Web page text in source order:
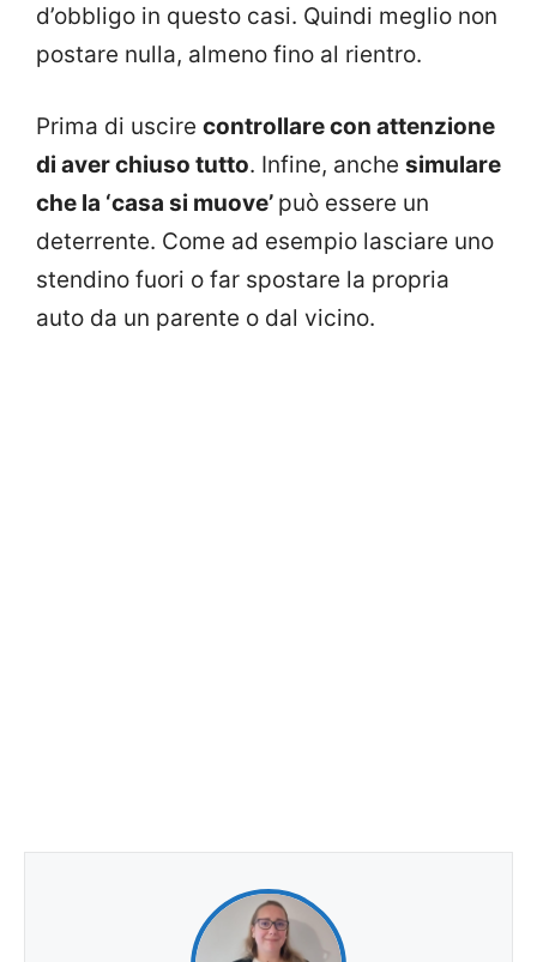
d’obbligo in questo casi. Quindi meglio non
postare nulla, almeno fino al rientro.
Prima di uscire controllare con attenzione
di aver chiuso tutto. Infine, anche simulare
che la ‘casa si muove’ può essere un
deterrente. Come ad esempio lasciare uno
stendino fuori o far spostare la propria
auto da un parente o dal vicino.